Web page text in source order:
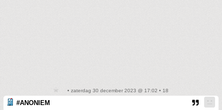
• zaterdag 30 december 2023 @ 17:02 • 18
#ANONIEM